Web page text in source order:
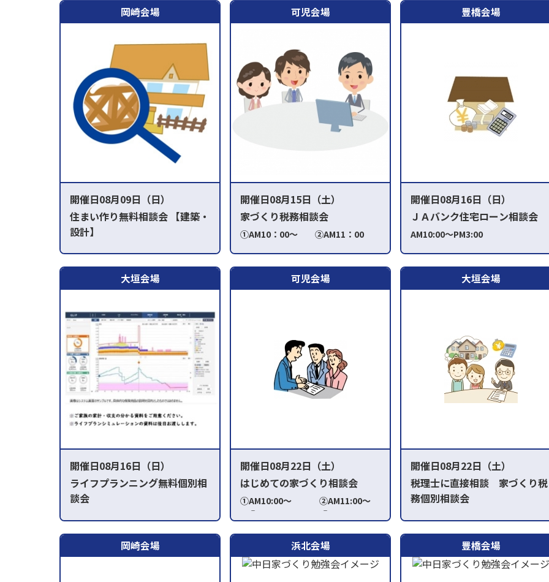
岡崎会場
開催日08月09日（日）
住まい作り無料相談会 【建築・
設計】
可児会場
開催日08月15日（土）
家づくり税務相談会
①AM10：00～ ②AM11：00
豊橋会場
開催日08月16日（日）
ＪＡバンク住宅ローン相談会
AM10:00～PM3:00
大垣会場
開催日08月16日（日）
ライフプランニング無料個別相
談会
可児会場
開催日08月22日（土）
はじめての家づくり相談会
①AM10:00～ ②AM11:00～
③PM1:00～ ④PM2:00
大垣会場
開催日08月22日（土）
税理士に直接相談 家づくり税
務個別相談会
岡崎会場 浜北会場 豊橋会場